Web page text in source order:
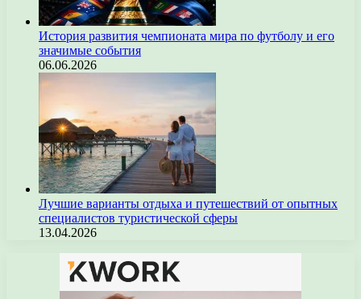
История развития чемпионата мира по футболу и его
значимые события
06.06.2026
Лучшие варианты отдыха и путешествий от опытных
специалистов туристической сферы
13.04.2026